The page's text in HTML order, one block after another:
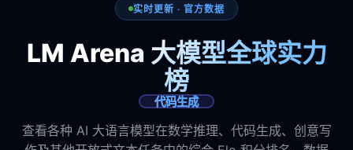
实时更新 · 官方数据
LM Arena 大模型全球实力
榜
代码生成
查看各种 AI 大语言模型在数学推理、代码生成、创意写